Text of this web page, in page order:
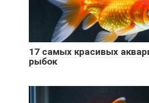
17 самых красивых
рыбок